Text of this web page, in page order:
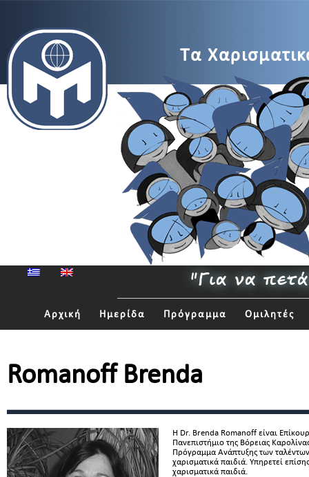
MENSA
Τα
Μουσικής
Αθηνών
"Για να
Αρχική Ημερίδα Πρόγραμμα Ομιλητές
Romanoff Brenda
Η Dr. Brenda Romanoff είναι
Πανεπιστήμιο της Βόρειας
Πρόγραμμα Ανάπτυξης των
χαρισματικά παιδιά. Υπηρετεί
χαρισματικά παιδιά.